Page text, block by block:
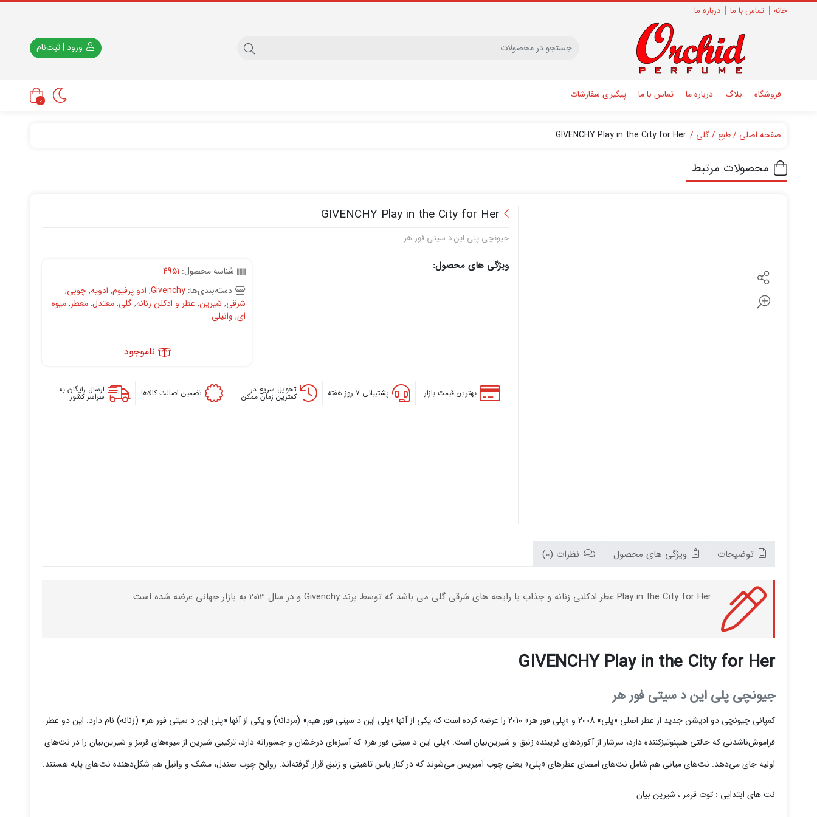
خانه تماس با ما درباره ما
ورود | ثبت‌نام
فروشگاه بلاگ درباره ما تماس با ما پیگیری سفارشات 0
صفحه اصلی طبع گلی GIVENCHY Play in the City for Her
محصولات مرتبط
GIVENCHY Play in the City for Her
جیونچی پلی این د سیتی فور هر
ویژگی های محصول: شناسه محصول: 4951
دسته‌بندی‌ها: Givenchy
, ادو پرفیوم, ادویه,چوبی,
شرقی, شیرین, عطر و ادکلن زنانه,گلی,معتدل,معطر,میوه
ای, وانیلی
ناموجود
بهترین قیمت بازار پشتیبانی ۷ روز هفته تحویل سریع در
کمترین زمان ممکن تضمین اصالت کالاها ارسال رایگان به
سراسر کشور
توضیحات ویژگی های محصول نظرات (0)
Play in the City for Her عطر ادکلنی زنانه و جذاب با رایحه های شرقی گلی می باشد که توسط برند Givenchy و در سال 2013 به بازار جهانی عرضه شده است.
GIVENCHY Play in the City for Her
جیونچی پلی این د سیتی فور هر
کمپانی جیونچی دو ادیشن جدید از عطر اصلی «پلی»‌ 2008 و «پلی فور هر» 2010 را عرضه کرده است که یکی از آنها «پلی این د سیتی فور هیم» (مردانه) و یکی از آنها «پلی این د سیتی فور هر» (زنانه) نام دارد. این دو عطر
فراموش‌ناشدنی که حالتی هیپنوتیزکننده دارد، سرشار از آکوردهای فریبنده زنبق و شیرین‌بیان است. «پلی این د سیتی فور هر» که آمیزه‌ای درخشان و جسورانه دارد، ترکیبی شیرین از میوه‌های قرمز و شیرین‌بیان را در نت‌های
اولیه جای می‌دهد. نت‌های میانی هم شامل نت‌های امضای عطرهای «پلی» یعنی چوب آمیریس می‌شوند که در کنار یاس تاهیتی و زنبق قرار گرفته‌اند. روایح چوب صندل، مشک و وانیل هم شکل‌دهنده نت‌های پایه هستند.
نت های ابتدایی : توت قرمز ، شیرین بیان